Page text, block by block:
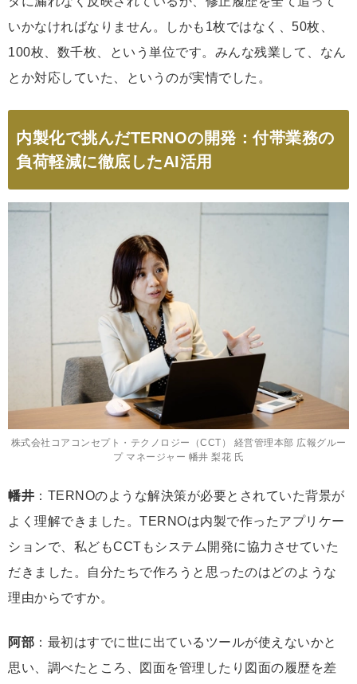
いかなければなりません。しかも1枚ではなく、50枚、
100枚、数千枚、という単位です。みんな残業して、なん
とか対応していた、というのが実情でした。
内製化で挑んだTERNOの開発：付帯業務の
負荷軽減に徹底したAI活用
株式会社コアコンセプト・テクノロジー（CCT） 経営管理本部 広報グルー
プ マネージャー 幡井 梨花 氏
幡井 ：TERNOのような解決策が必要とされていた背景が
よく理解できました。TERNOは内製で作ったアプリケー
ションで、私どもCCTもシステム開発に協力させていた
だきました。自分たちで作ろうと思ったのはどのような
理由からですか。
阿部 ：最初はすでに世に出ているツールが使えないかと
思い、調べたところ、図面を管理したり図面の履歴を差